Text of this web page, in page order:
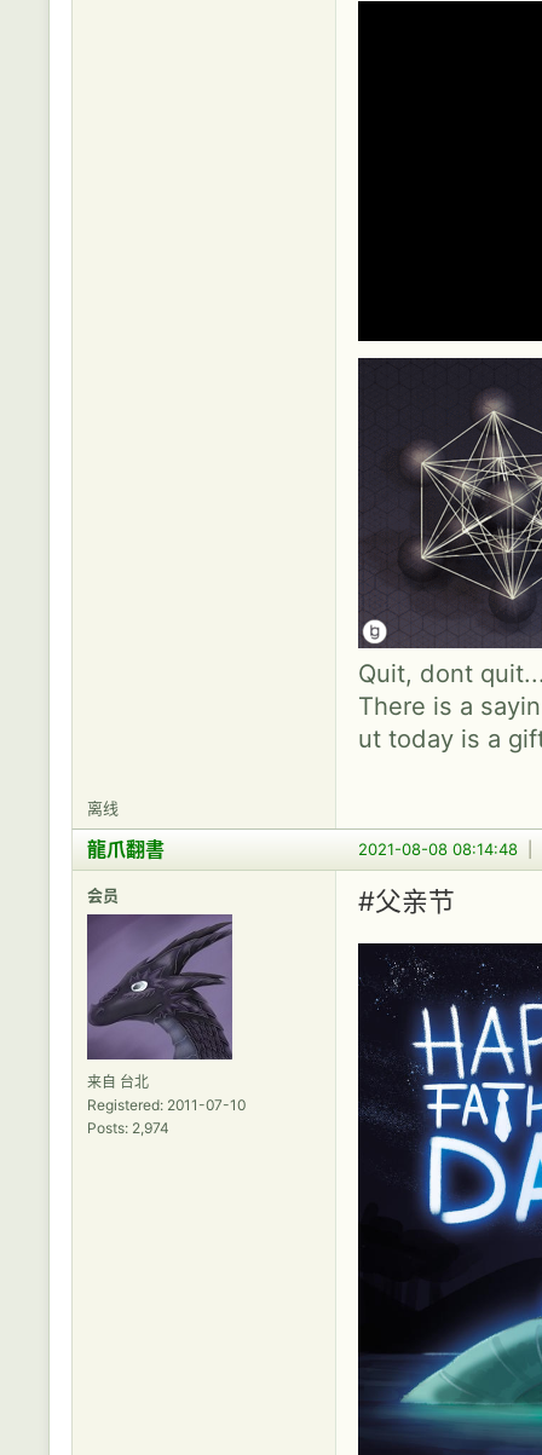
Quit, dont
There is a
ut today is a
离线
2021-08-08 08:14:48
龍爪翻書
会员
来自 台北
Registered: 2011-07-10
Posts: 2,974
#父亲节